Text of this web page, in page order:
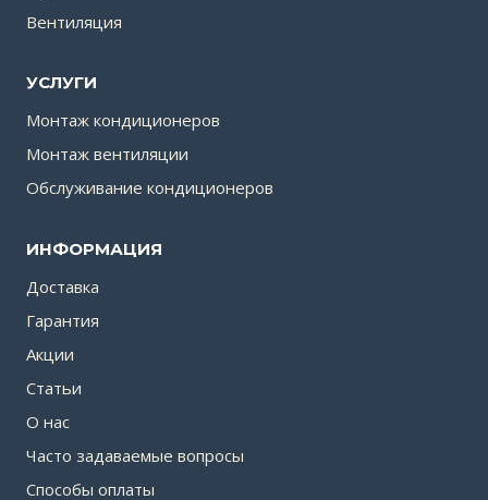
Вентиляция
УСЛУГИ
Монтаж кондиционеров
Монтаж вентиляции
Обслуживание кондиционеров
ИНФОРМАЦИЯ
Доставка
Гарантия
Акции
Статьи
О нас
Часто задаваемые вопросы
Способы оплаты